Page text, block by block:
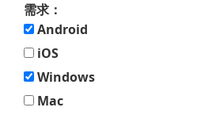
需求：
Android
iOS
Windows
Mac